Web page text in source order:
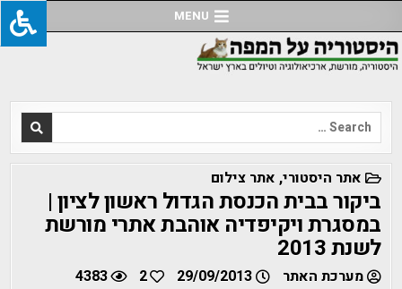
to
content
MENU
Search
for:
POSTED
IN
אתר היסטורי, אתר צילום
ביקור בבית הכנסת הגדול ראשון לציון |
במסגרת ויקיפדיה אוהבת אתרי מורשת
לשנת 2013
מערכת האתר 29/09/2013
2
4383